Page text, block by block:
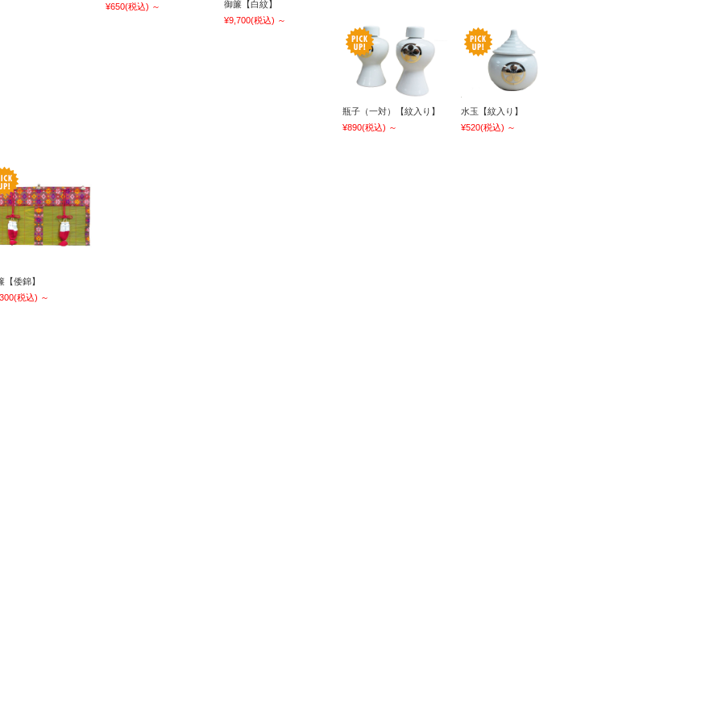
¥650(税込) ～
御簾【白紋】
¥9,700(税込) ～
瓶子（一対）【紋入り】
¥890(税込) ～
水玉【紋入り】
¥520(税込) ～
【倭錦】
(税込) ～